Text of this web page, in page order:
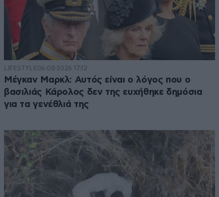
LIFESTYLE06·08·2026 17:12
Μέγκαν Μαρκλ: Αυτός είναι ο λόγος που ο
βασιλιάς Κάρολος δεν της ευχήθηκε δημόσια
για τα γενέθλιά της